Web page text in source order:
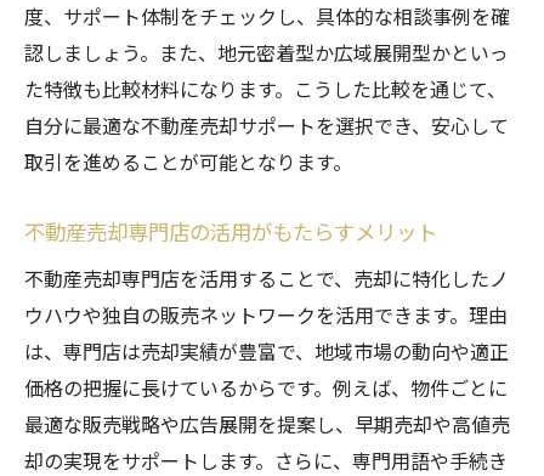
スムーズな不動産売却を実現するサポート
活用法
安心して任せられる不動産売却サポートの
条件
不動産売却サポートによる手続き簡素化の
実例
クリスト
サポート選びで失敗しない不動産売却の秘訣
不動産売却サポートの選び方で押さえるべ
き点
信頼できる不動産売却サポートの見極め方
度、サポート体制をチェックし、具体的な相談事例を確
認しましょう。また、地元密着型か広域展開型かといっ
た特徴も比較材料になります。こうした比較を通じて、
自分に最適な不動産売却サポートを選択でき、安心して
取引を進めることが可能となります。
不動産売却専門店の活用がもたらすメリット
不動産売却専門店を活用することで、売却に特化したノ
ウハウや独自の販売ネットワークを活用できます。理由
は、専門店は売却実績が豊富で、地域市場の動向や適正
価格の把握に長けているからです。例えば、物件ごとに
最適な販売戦略や広告展開を提案し、早期売却や高値売
却の実現をサポートします。さらに、専門用語や手続き